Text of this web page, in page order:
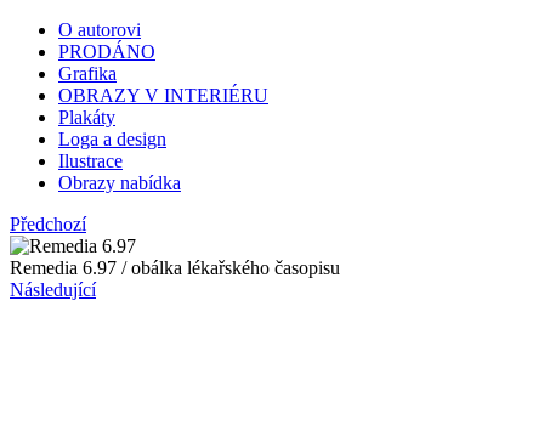
O autorovi
PRODÁNO
Grafika
OBRAZY V INTERIÉRU
Plakáty
Loga a design
Ilustrace
Obrazy nabídka
Předchozí
Remedia 6.97 / obálka lékařského časopisu
Následující